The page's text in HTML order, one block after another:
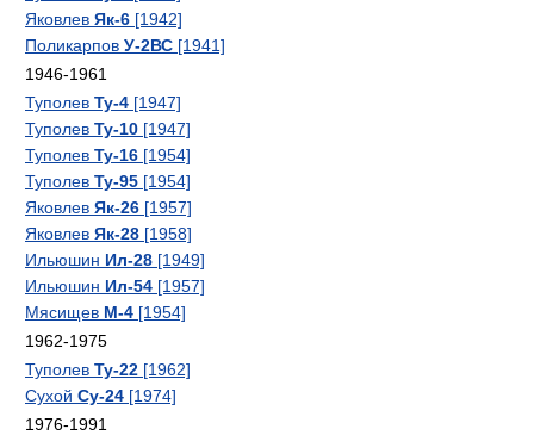
Яковлев Як-6 [1942]
Поликарпов У-2ВС [1941]
1946-1961
Туполев Ту-4 [1947]
Туполев Ту-10 [1947]
Туполев Ту-16 [1954]
Туполев Ту-95 [1954]
Яковлев Як-26 [1957]
Яковлев Як-28 [1958]
Ильюшин Ил-28 [1949]
Ильюшин Ил-54 [1957]
Мясищев М-4 [1954]
1962-1975
Туполев Ту-22 [1962]
Сухой Су-24 [1974]
1976-1991